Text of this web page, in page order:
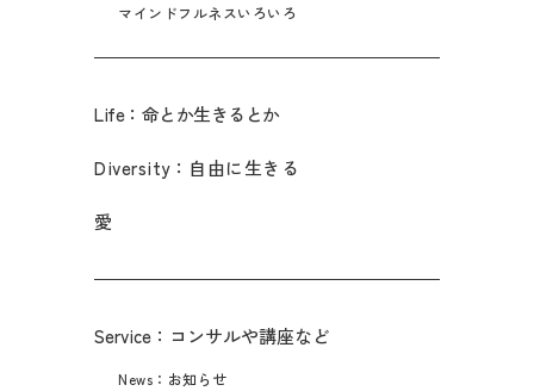
マインドフルネスいろいろ
Life：命とか生きるとか
Diversity：自由に生きる
愛
Service：コンサルや講座など
News：お知らせ